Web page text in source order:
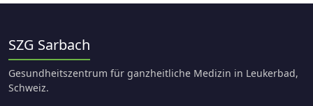
SZG Sarbach
Gesundheitszentrum für ganzheitliche Medizin in Leukerbad,
Schweiz.